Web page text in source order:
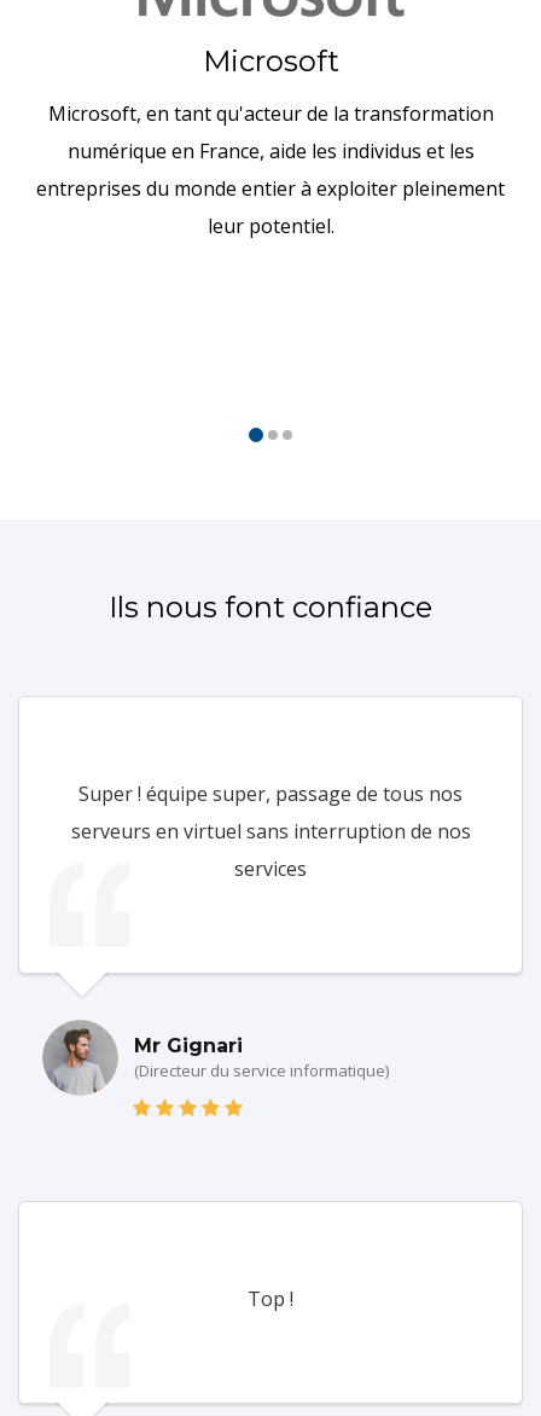
Microsoft
Microsoft, en tant qu'acteur de la transformation
numérique en France, aide les individus et les
entreprises du monde entier à exploiter pleinement
leur potentiel.
Ils nous font confiance
Super ! équipe super, passage de tous nos
serveurs en virtuel sans interruption de nos
services
Mr Gignari
(Directeur du service informatique)
Top !